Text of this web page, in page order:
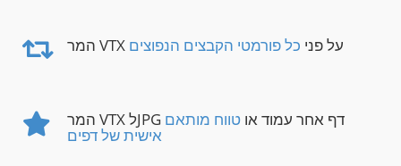
המר VTX על פני כל פורמטי הקבצים הנפוצים
המר VTX לJPG דף אחר עמוד או טווח מותאם
אישית של דפים